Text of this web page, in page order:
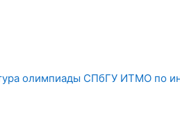
олимпиады СПбГУ ИТМО по